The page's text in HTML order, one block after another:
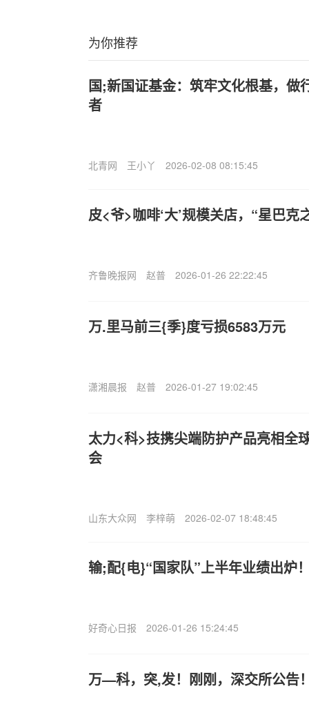
为你推荐
国;新国证基金：筑牢文化根基，做
者
北青网 王小丫 2026-02-08 08:15:45
皮<爷>咖啡‘大’规模关店，“星巴克
齐鲁晚报网 赵普 2026-01-26 22:22:45
万.里马前三{季}度亏损6583万元
潇湘晨报 赵普 2026-01-27 19:02:45
太力<科>技携尖端防护产品亮相全
会
山东大众网 李梓萌 2026-02-07 18:48:45
输;配{电}“国家队”上半年业绩出炉
好奇心日报 2026-01-26 15:24:45
万—科，突,发！刚刚，深交所公告